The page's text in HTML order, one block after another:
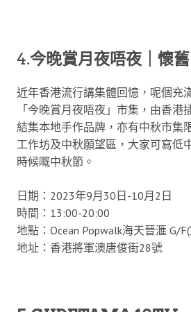
4.今晚賞月夜唔夜｜懷
近年香港流行講集體回憶，呢個充
「今晚賞月夜唔夜」市集，由香港
結集本地手作品牌，亦有中秋市集
工作坊及中秋願望區，大家可寫低
時候嘅中秋節。
日期：2023年9月30日-10月2日
時間：13:00-20:00
地點：Ocean Popwalk海天晉滙 G/
地址：香港將軍澳唐俊街28號